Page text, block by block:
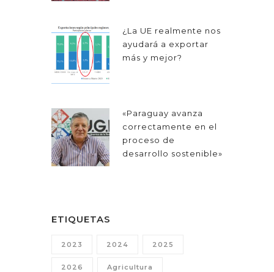
¿La UE realmente nos
ayudará a exportar
más y mejor?
«Paraguay avanza
correctamente en el
proceso de
desarrollo sostenible»
ETIQUETAS
2023 2024 2025
2026 Agricultura